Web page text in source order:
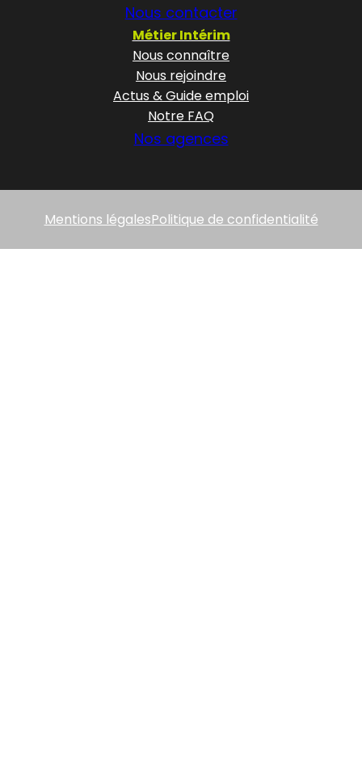
Nous contacter
Métier Intérim
Nous connaître
Nous rejoindre
Actus & Guide emploi
Notre FAQ
Nos agences
Mentions légalesPolitique de confidentialité